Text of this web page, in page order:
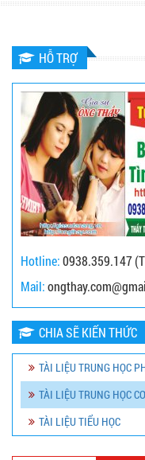
HỖ TRỢ
Hotline:0938.359.147
Mail:
CHIA SẼ KIẾN THỨC
TÀI LIỆU TRUNG HỌC
TÀI LIỆU TRUNG HỌC
TÀI LIỆU TIỂU HỌC